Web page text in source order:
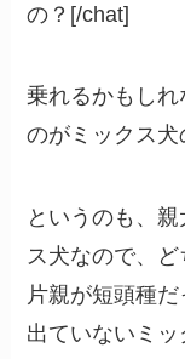
の？[/chat]
乗れるかもし
のがミックス犬
というのも、
ス犬なので、
片親が短頭種
出ていないミッ